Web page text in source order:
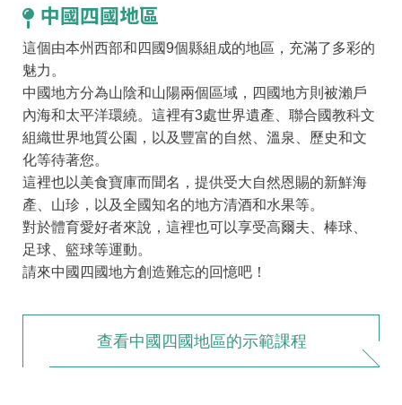
中國四國地區
這個由本州西部和四國9個縣組成的地區，充滿了多彩的
魅力。
中國地方分為山陰和山陽兩個區域，四國地方則被瀨戶
內海和太平洋環繞。這裡有3處世界遺產、聯合國教科文
組織世界地質公園，以及豐富的自然、溫泉、歷史和文
化等待著您。
這裡也以美食寶庫而聞名，提供受大自然恩賜的新鮮海
產、山珍，以及全國知名的地方清酒和水果等。
對於體育愛好者來說，這裡也可以享受高爾夫、棒球、
足球、籃球等運動。
請來中國四國地方創造難忘的回憶吧！
查看中國四國地區的示範課程